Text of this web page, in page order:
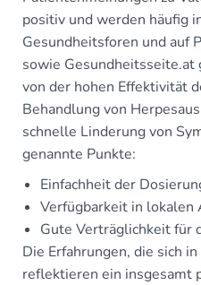
positiv und werden häufig
Gesundheitsforen und auf
sowie
von der hohen Effektivität
Behandlung von
schnelle Linderung von
genannte Punkte:
Einfachheit der
Verfügbarkeit in lokalen
Gute Verträglichkeit für
Die Erfahrungen, die sich
reflektieren ein insgesamt